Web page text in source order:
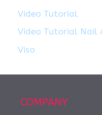
Video Tutorial
Video Tutorial Nail
Viso
COMPANY